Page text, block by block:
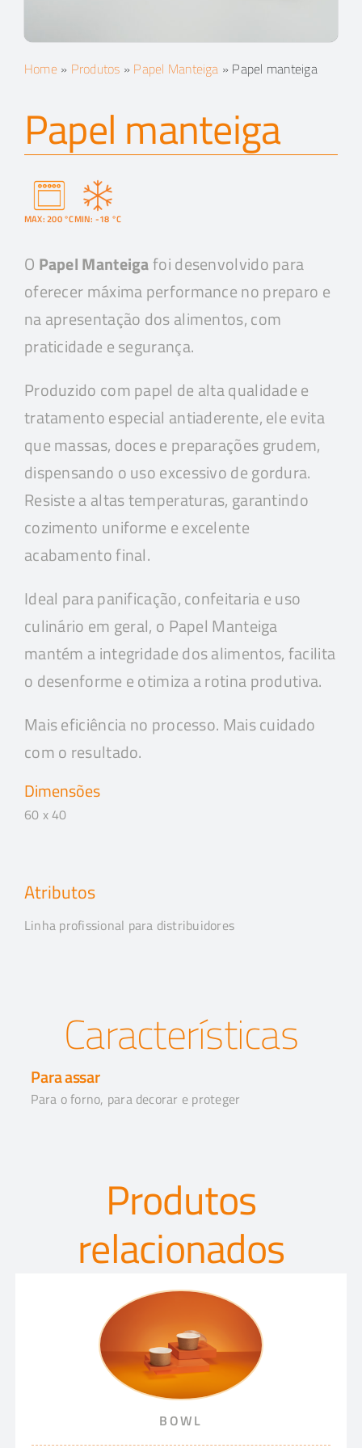
Home» Produtos » Papel Manteiga » Papel manteiga
Papel manteiga
MAX: 200 °CMIN: -18 °C
O Papel Manteigafoi desenvolvido para
oferecer máxima performance no preparo e
na apresentação dos alimentos, com
praticidade e segurança.
Produzido com papel de alta qualidade e
tratamento especial antiaderente, ele evita
que massas, doces e preparações grudem,
dispensando o uso excessivo de gordura.
Resiste a altas temperaturas, garantindo
cozimento uniforme e excelente
acabamento final.
Ideal para panificação, confeitaria e uso
culinário em geral, o Papel Manteiga
mantém a integridade dos alimentos, facilita
o desenforme e otimiza a rotina produtiva.
Mais eficiência no processo. Mais cuidado
com o resultado.
Dimensões
60 x 40
Atributos
Linha profissional para distribuidores
Características
Para assar
Para o forno, para decorar e proteger
Produtos
relacionados
BOWL